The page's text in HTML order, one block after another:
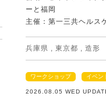
ーと福岡
主催：第一三共ヘルス
兵庫県 東京都 造形
ワークショップ イベン
2026.08.05 WED